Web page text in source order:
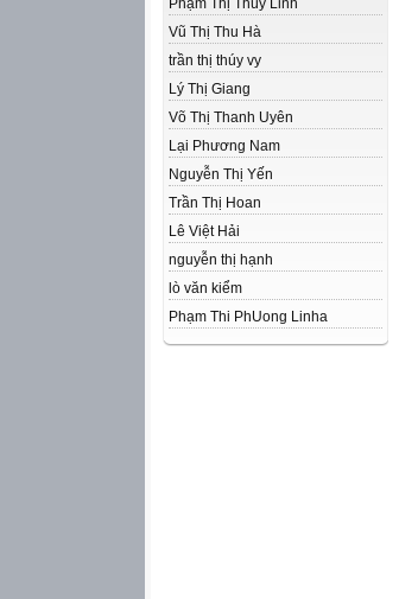
Phạm Thị Thùy Linh
Vũ Thị Thu Hà
trần thị thúy vy
Lý Thị Giang
Võ Thị Thanh Uyên
Lại Phương Nam
Nguyễn Thị Yến
Trần Thị Hoan
Lê Việt Hải
nguyễn thị hạnh
lò văn kiểm
Phạm Thi Ph­Uong Linha